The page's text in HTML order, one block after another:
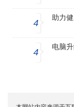
4
助力
4
电脑